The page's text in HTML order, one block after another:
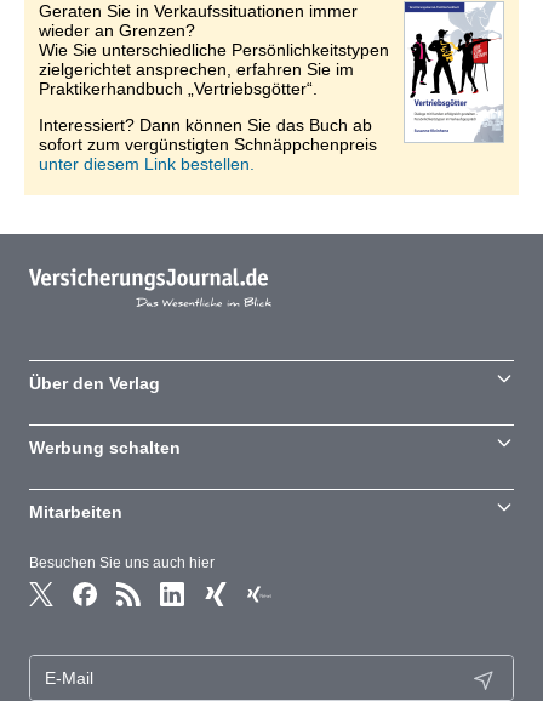
Geraten Sie in Verkaufssituationen immer
wieder an Grenzen?
Wie Sie unterschiedliche Persönlichkeitstypen
zielgerichtet ansprechen, erfahren Sie im
Praktikerhandbuch „Vertriebsgötter“.
Interessiert? Dann können Sie das Buch ab
sofort zum vergünstigten Schnäppchenpreis
unter diesem Link bestellen.
Besuchen Sie uns auch hier
Über den Verlag
Werbung schalten
Mitarbeiten